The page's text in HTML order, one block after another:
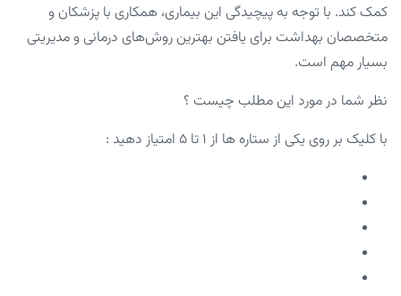
کمک کند. با توجه به پیچیدگی این بیماری، همکاری با پزشکان و
متخصصان بهداشت برای یافتن بهترین روش‌های درمانی و مدیریتی
بسیار مهم است.
نظر شما در مورد این مطلب چیست ؟
با کلیک بر روی یکی از ستاره ها از ۱ تا ۵ امتیاز دهید :